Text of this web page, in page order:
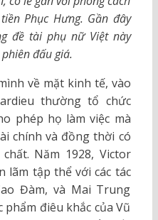
Phục Hưng. Gần đây
đề tài phụ nữ Việt này
đấu giá.
về mặt kinh tế, vào
thường tổ chức
phép họ làm việc mà
chính và đồng thời có
Năm 1928, Victor
lãm tập thể với các tác
Đàm, và Mai Trung
điêu khắc của Vũ